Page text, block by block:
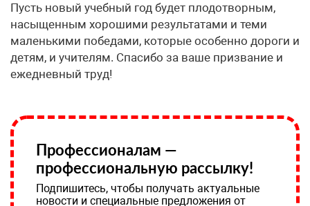
Пусть новый учебный год будет плодотворным,
насыщенным хорошими результатами и теми
маленькими победами, которые особенно дороги и
детям, и учителям. Спасибо за ваше призвание и
ежедневный труд!
Профессионалам —
профессиональную рассылку!
Подпишитесь, чтобы получать актуальные
новости и специальные предложения от